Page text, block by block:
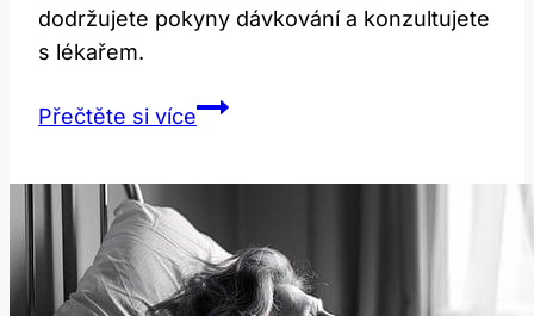
dodržujete pokyny dávkování a konzultujete
s lékařem.
Přečtěte si vícePrášky
operaci:
Jaké
jsou